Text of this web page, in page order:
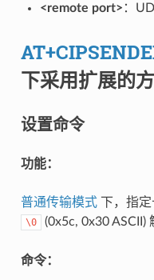
<remote port> ：
下采用扩展的
设置命令
功能：
普通传输模式下，指定
\0 (0x5c, 0x30 ASCII)
命令：